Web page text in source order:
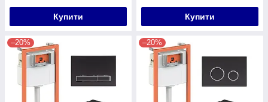
Купити Купити
–20% –20%